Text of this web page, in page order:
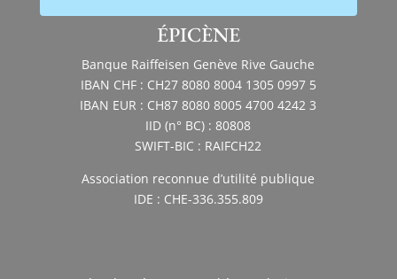
ÉPICÈNE
Banque Raiffeisen Genève Rive Gauche
IBAN CHF : CH27 8080 8004 1305 0997 5
IBAN EUR : CH87 8080 8005 4700 4242 3
IID (n° BC) : 80808
SWIFT-BIC : RAIFCH22
Association reconnue d’utilité publique
IDE : CHE-336.355.809